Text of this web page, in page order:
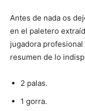
Antes de nada os
en el paletero
jugadora
resumen de lo
2 palas.
1 gorra.